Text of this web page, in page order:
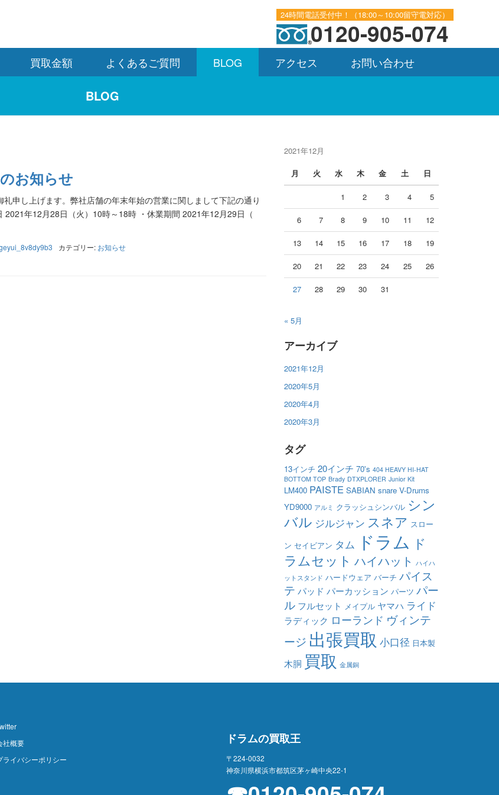
24時間電話受付中！（18:00～10:00留守電対応）
0120-905-074
買取金額 よくあるご質問 BLOG アクセス お問い合わせ
BLOG
お知らせ
申し上げます。弊社店舗の年末年始の営業に関しまして下記の通り
年12月28日（火）10時～18時 ・休業期間 2021年12月29日（
カテゴリー: お知らせ
2021年12月
月
火 水 木 金 土 日
1 2 3 4 5
6 7 8 9 10 11 12
13 14 15 16 17 18 19
20 21 22 23 24 25 26
27 28 29 30 31
« 5月
アーカイブ
2021年12月
2020年5月
2020年4月
2020年3月
タグ
13インチ 20インチ 70's 404 HEAVY HI-HAT
BOTTOM TOP Brady DTXPLORER Junior Kit
LM400 PAISTE SABIAN snare V-Drums
YD9000 アルミ クラッシュシンバル シン
バル ジルジャン スネア スロー
ン セイビアン タム ドラム ド
ラムセット ハイハット ハイハ
ットスタンド ハードウェア バーチ パイス
テ パッド パーカッション パーツ パー
ル フルセット メイプル ヤマハ ライド
ラディック ローランド ヴィンテ
ージ 出張買取 小口径 日本製
木胴 買取 金属銅
社概要
ライバシーポリシー
ドラムの買取王
〒224-0032
神奈川県横浜市都筑区茅ヶ崎中央22-1